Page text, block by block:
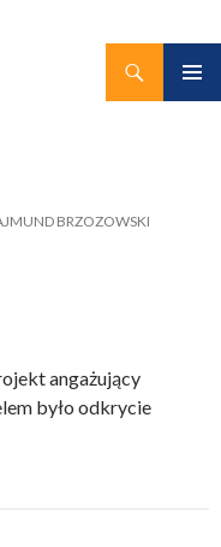
BRZOZOWSKI
angażujący
było odkrycie